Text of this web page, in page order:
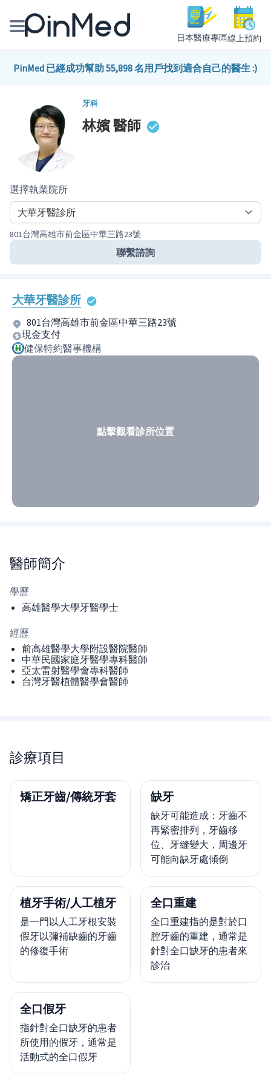
日本醫療專區線上預約
線上預約醫師、院所
健康主題館
PinMed 已經成功幫助 55,898 名用戶找到適合自己的醫生 :)
牙科
林嬪醫師
選擇執業院所
801台灣高雄市前金區中華三路23號
聯繫諮詢
大華牙醫診所
801台灣高雄市前金區中華三路23號
現金支付
健保特約醫事機構
點擊觀看診所位置
醫師簡介
學歷
高雄醫學大學牙醫學士
經歷
前高雄醫學大學附設醫院醫師
中華民國家庭牙醫學專科醫師
亞太雷射醫學會專科醫師
台灣牙醫植體醫學會醫師
診療項目
矯正牙齒/傳統牙套 缺牙
缺牙可能造成：牙齒不
再緊密排列，牙齒移
位、牙縫變大，周邊牙
可能向缺牙處傾倒
植牙手術/人工植牙
是一門以人工牙根安裝
假牙以彌補缺齒的牙齒
的修復手術
全口重建
全口重建指的是對於口
腔牙齒的重建，通常是
針對全口缺牙的患者來
診治
全口假牙
指針對全口缺牙的患者
所使用的假牙，通常是
活動式的全口假牙